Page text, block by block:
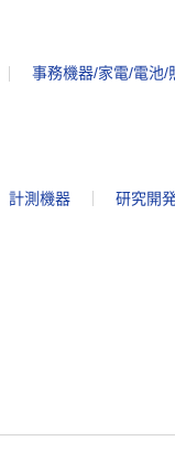
事務機器/家電/電池/
計測機器 研究開